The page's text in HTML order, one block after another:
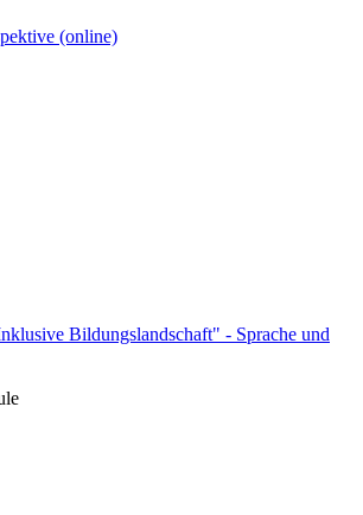
(online)
Bildungslandschaft" - Sprache und